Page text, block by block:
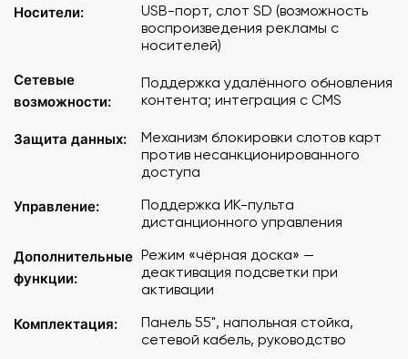
Встроенные динамики: 2×5 Вт. Усилитель/3,5 мм
аудиоразъем (приобретается дополнительно).
Доступно несколько вариантов диагонали экрана:
50″– Артикул: AZ-FSDT5027I
55″– Артикул: AZ-FSDT5527I
65″– Артикул: AZ-FSDT6527I
Носители:
USB-порт, слот SD (возможность
воспроизведения рекламы с
носителей)
Сетевые
возможности:
Поддержка удалённого обновления
контента; интеграция с CMS
Защита данных:
Механизм блокировки слотов карт
против несанкционированного
доступа
Управление:
Поддержка ИК-пульта
дистанционного управления
Дополнительные
функции:
Режим «чёрная доска» —
деактивация подсветки при
активации
Комплектация:
Панель 55", напольная стойка,
сетевой кабель, руководство